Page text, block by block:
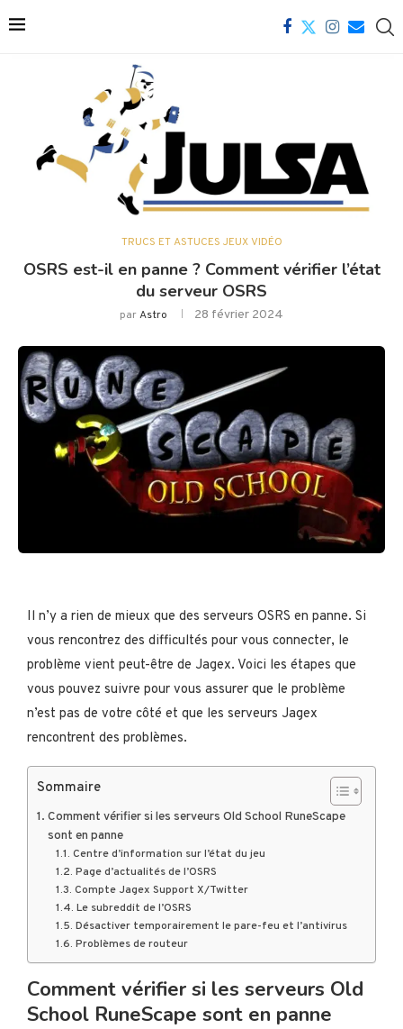
TRUCS ET ASTUCES JEUX VIDÉO
OSRS est-il en panne ? Comment vérifier l’état
du serveur OSRS
parAstro 28 février 2024
Il n’y a rien de mieux que des serveurs OSRS en panne. Si
vous rencontrez des difficultés pour vous connecter, le
problème vient peut-être de Jagex. Voici les étapes que
vous pouvez suivre pour vous assurer que le problème
n’est pas de votre côté et que les serveurs Jagex
rencontrent des problèmes.
Sommaire
Comment vérifier si les serveurs Old School RuneScape
sont en panne
Centre d’information sur l’état du jeu
Page d’actualités de l’OSRS
Compte Jagex Support X/Twitter
Le subreddit de l’OSRS
Désactiver temporairement le pare-feu et l’antivirus
Problèmes de routeur
Comment vérifier si les serveurs Old
School RuneScape sont en panne